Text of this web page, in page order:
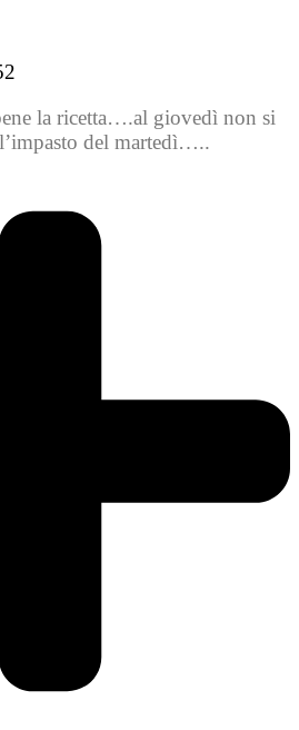
la ricetta….al giovedì non si
del martedì…..